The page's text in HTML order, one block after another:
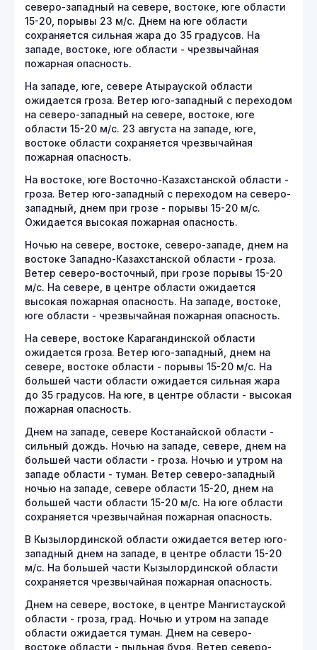
северо-западный на севере, востоке, юге области
15-20, порывы 23 м/с. Днем на юге области
сохраняется сильная жара до 35 градусов. На
западе, востоке, юге области - чрезвычайная
пожарная опасность.
На западе, юге, севере Атырауской области
ожидается гроза. Ветер юго-западный с переходом
на северо-западный на севере, востоке, юге
области 15-20 м/с. 23 августа на западе, юге,
востоке области сохраняется чрезвычайная
пожарная опасность.
На востоке, юге Восточно-Казахстанской области -
гроза. Ветер юго-западный с переходом на северо-
западный, днем при грозе - порывы 15-20 м/с.
Ожидается высокая пожарная опасность.
Ночью на севере, востоке, северо-западе, днем на
востоке Западно-Казахстанской области - гроза.
Ветер северо-восточный, при грозе порывы 15-20
м/с. На севере, в центре области ожидается
высокая пожарная опасность. На западе, востоке,
юге области - чрезвычайная пожарная опасность.
На севере, востоке Карагандинской области
ожидается гроза. Ветер юго-западный, днем на
севере, востоке области - порывы 15-20 м/с. На
большей части области ожидается сильная жара
до 35 градусов. На юге, в центре области - высокая
пожарная опасность.
Днем на западе, севере Костанайской области -
сильный дождь. Ночью на западе, севере, днем на
большей части области - гроза. Ночью и утром на
западе области - туман. Ветер северо-западный
ночью на западе, севере области 15-20, днем на
большей части области 15-20 м/с. На юге области
сохраняется чрезвычайная пожарная опасность.
В Кызылординской области ожидается ветер юго-
западный днем на западе, в центре области 15-20
м/с. На большей части Кызылординской области
сохраняется чрезвычайная пожарная опасность.
Днем на севере, востоке, в центре Мангистауской
области - гроза, град. Ночью и утром на западе
области ожидается туман. Днем на северо-
востоке области - пыльная буря. Ветер северо-